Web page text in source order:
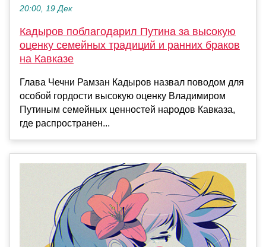
20:00, 19 Дек
Кадыров поблагодарил Путина за высокую
оценку семейных традиций и ранних браков
на Кавказе
Глава Чечни Рамзан Кадыров назвал поводом для
особой гордости высокую оценку Владимиром
Путиным семейных ценностей народов Кавказа,
где распространен...